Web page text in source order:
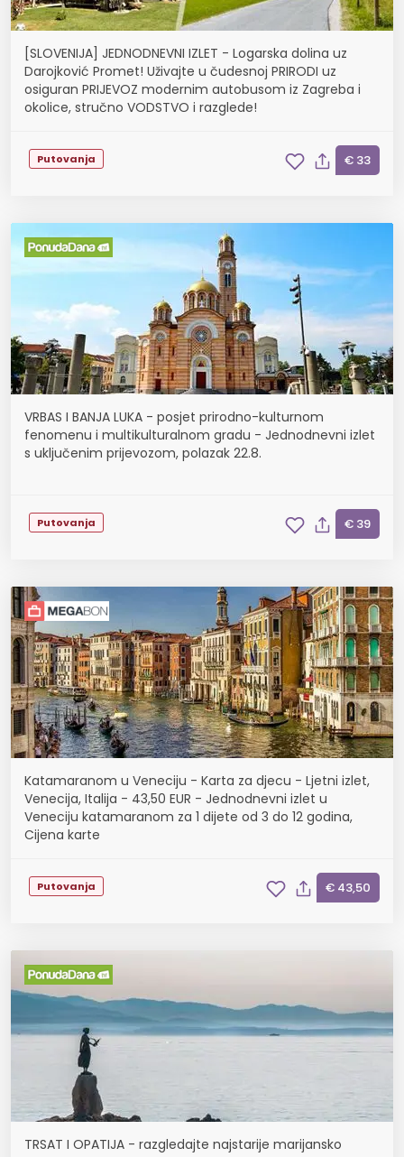
[SLOVENIJA] JEDNODNEVNI IZLET - Logarska dolina uz
Darojković Promet! Uživajte u čudesnoj PRIRODI uz
osiguran PRIJEVOZ modernim autobusom iz Zagreba i
okolice, stručno VODSTVO i razglede!
Putovanja € 33
VRBAS I BANJA LUKA - posjet prirodno-kulturnom
fenomenu i multikulturalnom gradu - Jednodnevni izlet
s uključenim prijevozom, polazak 22.8.
Putovanja € 39
Katamaranom u Veneciju - Karta za djecu - Ljetni izlet,
Venecija, Italija - 43,50 EUR - Jednodnevni izlet u
Veneciju katamaranom za 1 dijete od 3 do 12 godina,
Cijena karte
Putovanja € 43,50
TRSAT I OPATIJA - razgledajte najstarije marijansko